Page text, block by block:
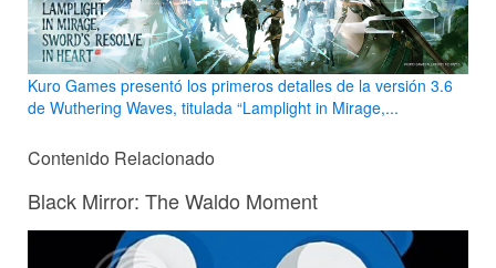
Kuro Games presentó los primeros detalles de la versión 3.6
de Wuthering Waves, titulada “Lamplight in Mirage,...
Contenido Relacionado
Black Mirror: The Waldo Moment